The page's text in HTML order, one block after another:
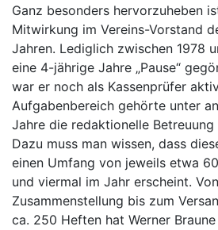
Ganz besonders hervorzuheben
Mitwirkung im Vereins-Vorstand
Jahren. Lediglich zwischen 1978
eine 4-jährige Jahre „Pause“
war er noch als Kassenprüfer
Aufgabenbereich gehörte unter
Jahre die redaktionelle Betreuung
Dazu muss man wissen, dass
einen Umfang von jeweils etwa
und viermal im Jahr erscheint.
Zusammenstellung bis zum
ca. 250 Heften hat Werner